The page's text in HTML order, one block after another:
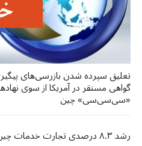
تعلیق سپرده شدن بازرسی‌های
گواهی مستقر در آمریکا از سوی
«سی‌سی‌سی» چین
رشد ۸.۳ درصدی تجارت خدمات چین طی نیمه اول ۲۰۲۶